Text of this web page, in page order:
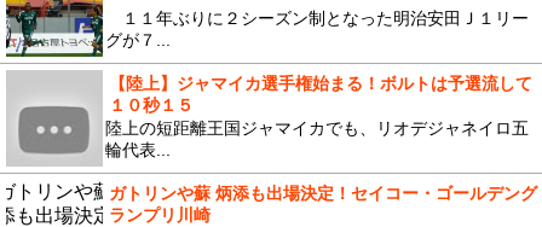
１１年ぶりに２シーズン制となった明治安田Ｊ１リー
グが７...
【陸上】ジャマイカ選手権始まる！ボルトは予選流して
１０秒１５
陸上の短距離王国ジャマイカでも、リオデジャネイロ五
輪代表...
ガトリンや蘇 炳添も出場決定！セイコー・ゴールデング
ランプリ川崎